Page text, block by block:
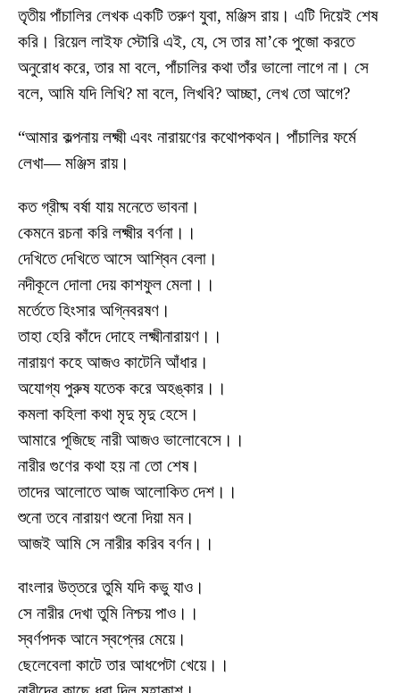
তৃতীয় পাঁচালির লেখক একটি তরুণ যুবা, মঞ্জিস রায়। এটি দিয়েই শেষ
করি। রিয়েল লাইফ স্টোরি এই, যে, সে তার মা’কে পুজো করতে
অনুরোধ করে, তার মা বলে, পাঁচালির কথা তাঁর ভালো লাগে না। সে
বলে, আমি যদি লিখি? মা বলে, লিখবি? আচ্ছা, লেখ তো আগে?
“আমার কল্পনায় লক্ষ্মী এবং নারায়ণের কথোপকথন। পাঁচালির ফর্মে
লেখা— মঞ্জিস রায়।
কত গ্রীষ্ম বর্ষা যায় মনেতে ভাবনা।
কেমনে রচনা করি লক্ষ্মীর বর্ণনা।।
দেখিতে দেখিতে আসে আশ্বিন বেলা।
নদীকূলে দোলা দেয় কাশফুল মেলা।।
মর্তেতে হিংসার অগ্নিবরষণ।
তাহা হেরি কাঁদে দোহে লক্ষ্মীনারায়ণ।।
নারায়ণ কহে আজও কাটেনি আঁধার।
অযোগ্য পুরুষ যতেক করে অহঙ্কার।।
কমলা কহিলা কথা মৃদু মৃদু হেসে।
আমারে পূজিছে নারী আজও ভালোবেসে।।
নারীর গুণের কথা হয় না তো শেষ।
তাদের আলোতে আজ আলোকিত দেশ।।
শুনো তবে নারায়ণ শুনো দিয়া মন।
আজই আমি সে নারীর করিব বর্ণন।।
বাংলার উত্তরে তুমি যদি কভু যাও।
সে নারীর দেখা তুমি নিশ্চয় পাও।।
স্বর্ণপদক আনে স্বপ্নের মেয়ে।
ছেলেবেলা কাটে তার আধপেটা খেয়ে।।